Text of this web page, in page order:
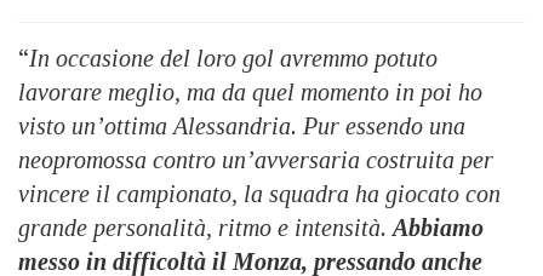
“In occasione del loro gol avremmo potuto
lavorare meglio, ma da quel momento in poi ho
visto un’ottima Alessandria. Pur essendo una
neopromossa contro un’avversaria costruita per
vincere il campionato, la squadra ha giocato con
grande personalità, ritmo e intensità. Abbiamo
messo in difficoltà il Monza, pressando anche